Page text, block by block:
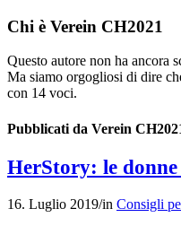
Chi è Verein CH2021
Questo autore non ha ancora
Ma siamo orgogliosi di dire
con 14 voci.
Pubblicati da Verein
HerStory: le
16. Luglio 2019/in Consigli